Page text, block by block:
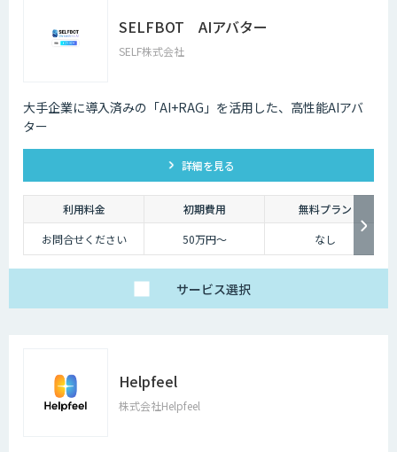
SELFBOT AIアバター
SELF株式会社
大手企業に導入済みの「AI+RAG」を活用した、高性能AIアバ
ター
詳細を見る
利用料金 初期費用
無料プラン
お問合せください
50万円〜 なし
サービス選択
Helpfeel
株式会社Helpfeel